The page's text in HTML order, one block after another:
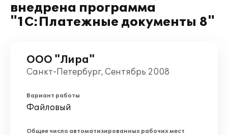
внедрена программа
"1С:Платежные документы 8"
ООО "Лира"
Санкт-Петербург, Сентябрь 2008
Вариант работы
Файловый
Общее число автоматизированных рабочих мест